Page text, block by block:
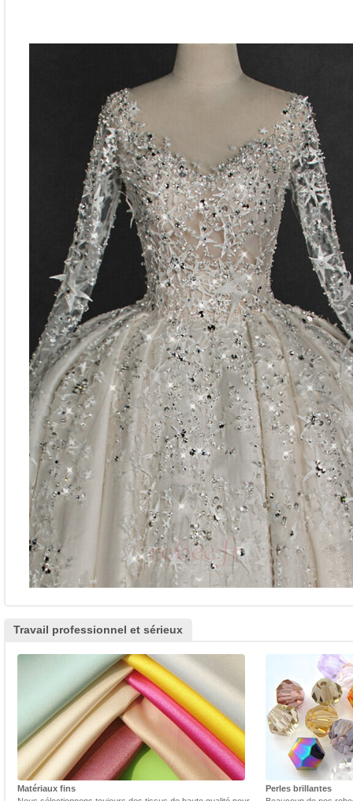
Travail professionnel et sérieux
Matériaux fins
Perles brillantes